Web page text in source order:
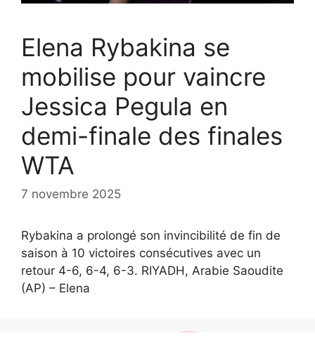
Elena Rybakina se
mobilise pour vaincre
Jessica Pegula en
demi-finale des finales
WTA
7 novembre 2025
Rybakina a prolongé son invincibilité de fin de
saison à 10 victoires consécutives avec un
retour 4-6, 6-4, 6-3. RIYADH, Arabie Saoudite
(AP) – Elena